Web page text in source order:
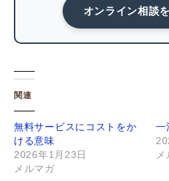
オンライン相談
関連
無料サービスにコストをか
ける意味
2026年1月23日
メルマガ
一